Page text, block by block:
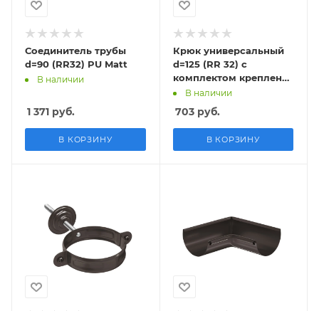
Соединитель трубы
d=90 (RR32) PU Matt
В наличии
1 371 руб.
В КОРЗИНУ
Крюк универсальный
d=125 (RR 32) с
комплектом крепления
(У) PU Matt
В наличии
703руб.
В КОРЗИНУ